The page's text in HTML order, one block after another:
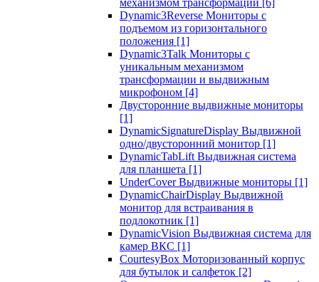
механизмом трансформации [6]
Dynamic3Reverse Мониторы с
подъемом из горизонтального
положения [1]
Dynamic3Talk Мониторы с
уникальным механизмом
трансформации и выдвижным
микрофоном [4]
Двусторонние выдвижные мониторы
[1]
DynamicSignatureDisplay Выдвижной
одно/двусторонний монитор [1]
DynamicTabLift Выдвижная система
для планшета [1]
UnderCover Выдвижные мониторы [1]
DynamicChairDisplay Выдвижной
монитор для встраивания в
подлокотник [1]
DynamicVision Выдвижная система для
камер ВКС [1]
CourtesyBox Моторизованный корпус
для бутылок и салфеток [2]